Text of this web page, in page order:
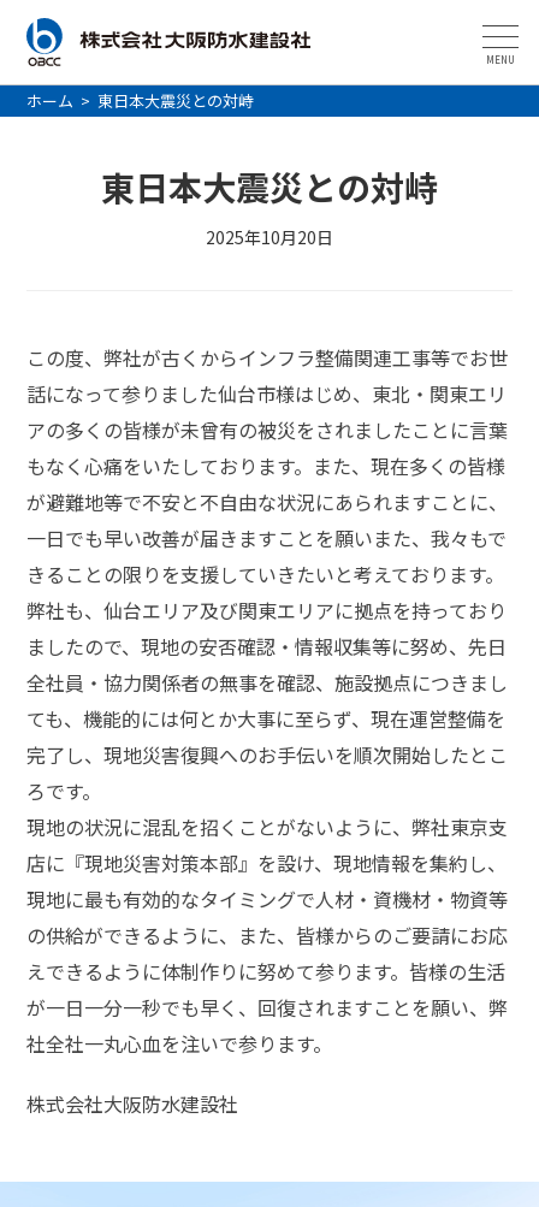
MENU
ホーム > 東日本大震災との対峙
東日本大震災との対峙
2025年10月20日
この度、弊社が古くからインフラ整備関連工事等でお世
話になって参りました仙台市様はじめ、東北・関東エリ
アの多くの皆様が未曾有の被災をされましたことに言葉
もなく心痛をいたしております。また、現在多くの皆様
が避難地等で不安と不自由な状況にあられますことに、
一日でも早い改善が届きますことを願いまた、我々もで
きることの限りを支援していきたいと考えております。
弊社も、仙台エリア及び関東エリアに拠点を持っており
ましたので、現地の安否確認・情報収集等に努め、先日
全社員・協力関係者の無事を確認、施設拠点につきまし
ても、機能的には何とか大事に至らず、現在運営整備を
完了し、現地災害復興へのお手伝いを順次開始したとこ
ろです。
現地の状況に混乱を招くことがないように、弊社東京支
店に『現地災害対策本部』を設け、現地情報を集約し、
現地に最も有効的なタイミングで人材・資機材・物資等
の供給ができるように、また、皆様からのご要請にお応
えできるように体制作りに努めて参ります。皆様の生活
が一日一分一秒でも早く、回復されますことを願い、弊
社全社一丸心血を注いで参ります。
株式会社大阪防水建設社